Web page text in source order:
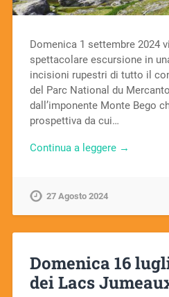
Domenica 1 settembre 2024
spettacolare escursione in
incisioni rupestri di tutto il
del Parc National du
dall’imponente Monte Bego
prospettiva da cui…
Continua a leggere →
27 Agosto 2024
Domenica 16
dei Lacs